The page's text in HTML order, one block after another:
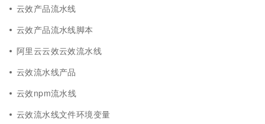
云效产品流水线
云效产品流水线脚本
阿里云云效云效流水线
云效流水线产品
云效npm流水线
云效流水线文件环境变量